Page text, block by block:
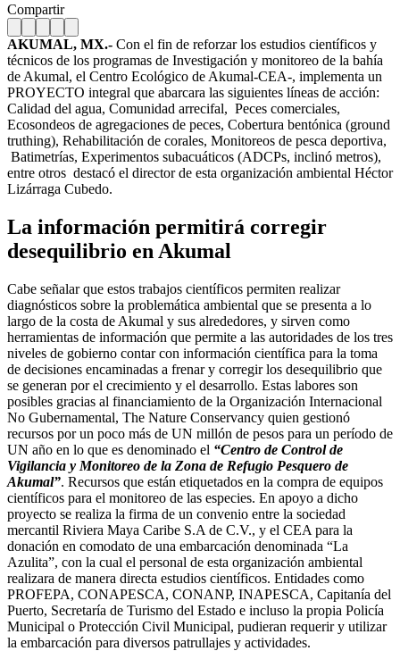
Compartir
AKUMAL, MX.- Con el fin de reforzar los estudios científicos y
técnicos de los programas de Investigación y monitoreo de la bahía
de Akumal, el Centro Ecológico de Akumal-CEA-, implementa un
PROYECTO integral que abarcara las siguientes líneas de acción:
Calidad del agua, Comunidad arrecifal, Peces comerciales,
Ecosondeos de agregaciones de peces, Cobertura bentónica (ground
truthing), Rehabilitación de corales, Monitoreos de pesca deportiva,
Batimetrías, Experimentos subacuáticos (ADCPs, inclinó metros),
entre otros destacó el director de esta organización ambiental Héctor
Lizárraga Cubedo.
La información permitirá corregir
desequilibrio en Akumal
Cabe señalar que estos trabajos científicos permiten realizar
diagnósticos sobre la problemática ambiental que se presenta a lo
largo de la costa de Akumal y sus alrededores, y sirven como
herramientas de información que permite a las autoridades de los tres
niveles de gobierno contar con información científica para la toma
de decisiones encaminadas a frenar y corregir los desequilibrio que
se generan por el crecimiento y el desarrollo. Estas labores son
posibles gracias al financiamiento de la Organización Internacional
No Gubernamental, The Nature Conservancy quien gestionó
recursos por un poco más de UN millón de pesos para un período de
UN año en lo que es denominado el “Centro de Control de
Vigilancia y Monitoreo de la Zona de Refugio Pesquero de
Akumal”. Recursos que están etiquetados en la compra de equipos
científicos para el monitoreo de las especies. En apoyo a dicho
proyecto se realiza la firma de un convenio entre la sociedad
mercantil Riviera Maya Caribe S.A de C.V., y el CEA para la
donación en comodato de una embarcación denominada “La
Azulita”, con la cual el personal de esta organización ambiental
realizara de manera directa estudios científicos. Entidades como
PROFEPA, CONAPESCA, CONANP, INAPESCA, Capitanía del
Puerto, Secretaría de Turismo del Estado e incluso la propia Policía
Municipal o Protección Civil Municipal, pudieran requerir y utilizar
la embarcación para diversos patrullajes y actividades.